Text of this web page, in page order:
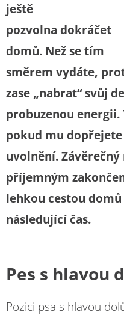
ještě
pozvolna dokráčet
domů. Než se tím
směrem vydáte,
zase „nabrat“ svůj
probuzenou
pokud mu
uvolnění.
příjemným
lehkou cestou
následující čas.
Pes s hlavou
Pozici psa s hlavou